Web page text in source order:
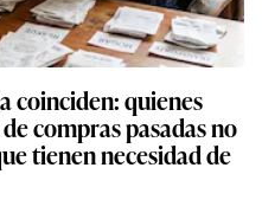
coinciden: quienes
compras pasadas no
tienen necesidad de